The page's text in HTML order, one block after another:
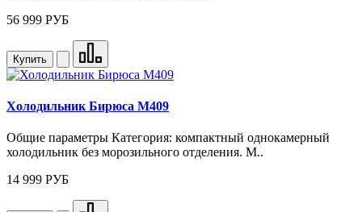
56 999 РУБ
Купить
Холодильник Бирюса M409
Общие параметры Категория: компактный однокамерный
холодильник без морозильного отделения. М..
14 999 РУБ